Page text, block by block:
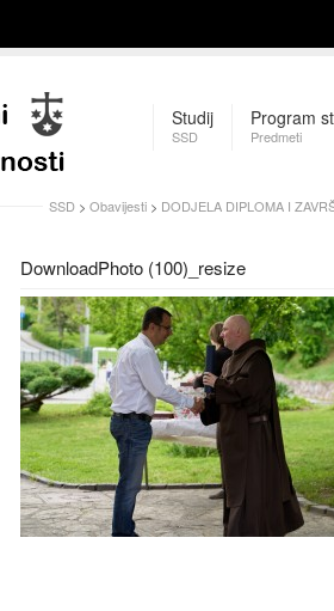
Studij
SSD
Program
Predmeti
SSD > Obavijesti > DODJELA DIPLOMA I
DownloadPhoto (100)_resize